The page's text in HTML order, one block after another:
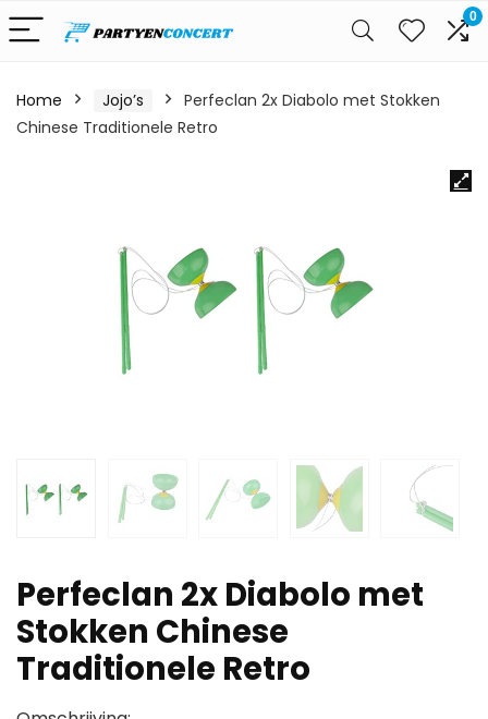
0
Home Jojo’s
Perfeclan 2x Diabolo met Stokken
Chinese Traditionele Retro
Perfeclan 2x Diabolo met
Stokken Chinese
Traditionele Retro